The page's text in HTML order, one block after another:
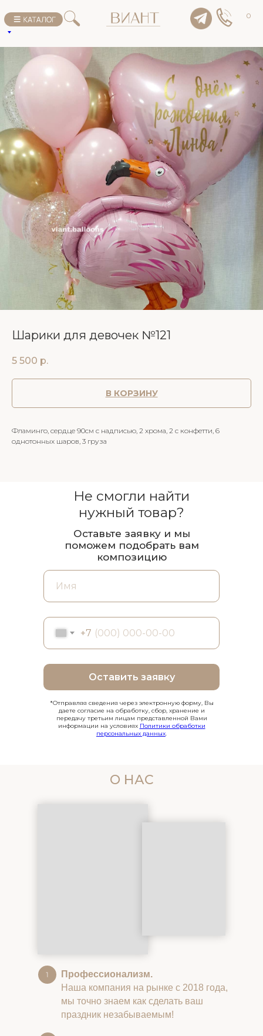
0
Шарики для девочек №121
5 500 р.
В КОРЗИНУ
Фламинго, сердце 90см с надписью, 2 хрома, 2 с конфетти, 6
однотонных шаров, 3 груза
+7
Оставить заявку
Не смогли найти
нужный товар?
Оставьте заявку и мы
поможем подобрать вам
композицию
*Отправляя сведения через электронную форму, Вы
даете согласие на обработку, сбор, хранение и
передачу третьим лицам представленной Вами
информации на условиях Политики обработки
персональных данных.
О НАС
Профессионализм.
Наша компания на рынке с 2018 года,
мы точно знаем как сделать ваш
праздник незабываемым!